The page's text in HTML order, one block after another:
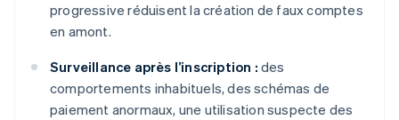
progressive réduisent la création de faux comptes
en amont.
Surveillance après l’inscription : des
comportements inhabituels, des schémas de
paiement anormaux, une utilisation suspecte des